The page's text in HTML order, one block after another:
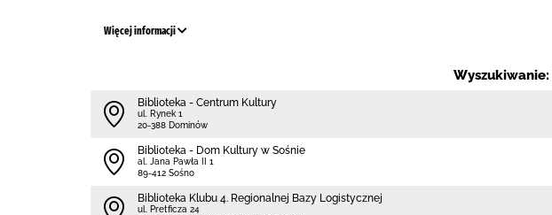
Więcej informacji
Wyszukiwanie:
Biblioteka - Centrum Kultury
ul. Rynek 1
20-388 Dominów
Biblioteka - Dom Kultury w Sośnie
al. Jana Pawła II 1
89-412 Sośno
Biblioteka Klubu 4. Regionalnej Bazy Logistycznej
ul. Pretficza 24